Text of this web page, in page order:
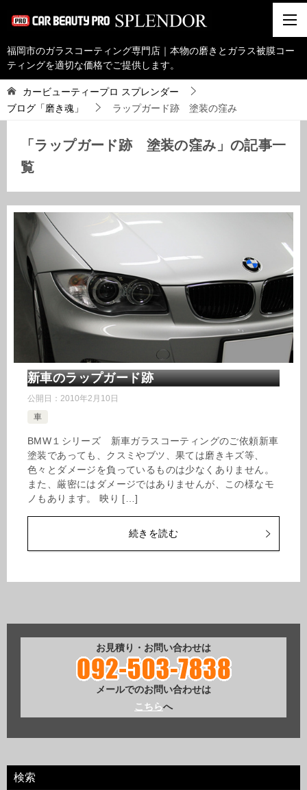
福岡市のガラスコーティング専門店｜本物の磨きとガラス被膜コー
ティングを適切な価格でご提供します。
カービューティープロ スプレンダー
ブログ「磨き魂」
ラップガード跡 塗装の窪み
「ラップガード跡 塗装の窪み」の記事一
覧
新車のラップガード跡
公開日： 2010年2月10日
車
BMW１シリーズ 新車ガラスコーティングのご依頼新車
塗装であっても、クスミやブツ、果ては磨きキズ等、
色々とダメージを負っているものは少なくありません。
また、厳密にはダメージではありませんが、この様なモ
ノもあります。 映り […]
続きを読む
お見積り・お問い合わせは
メールでのお問い合わせは
こちらへ
検索